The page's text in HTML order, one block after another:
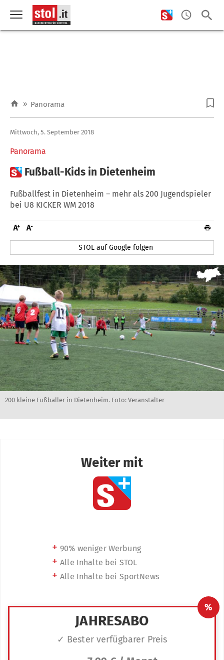
» Panorama
Panorama
Mittwoch, 5. September 2018
 Fußball-Kids in Dietenheim
Fußballfest in Dietenheim – mehr als 200 Jugendspieler
bei U8 KICKER WM 2018
STOL auf Google folgen
200 kleine Fußballer in Dietenheim. Foto: Veranstalter